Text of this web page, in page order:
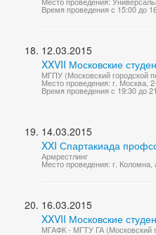
Время проведения с 15:00 до
12.03.2015
XXVII Московские
МГПУ (Московский городской
Место проведения: г. Москва,
Время проведения с 19:30 до
14.03.2015
XXI Спартакиада
Армрестлинг
Место проведения: г.
16.03.2015
XXVII Московские
МГАФК - МГТУ ГА (Московский